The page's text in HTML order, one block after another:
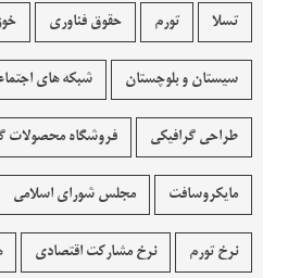
تسلا تورم حقوق فناوری
سیستان و بلوچستان شبکه های
طراحی گرافیکی فروشگاه محصولات
مایکروسافت مجلس شورای اسلامی
نرخ تورم نرخ مشارکت اقتصادی